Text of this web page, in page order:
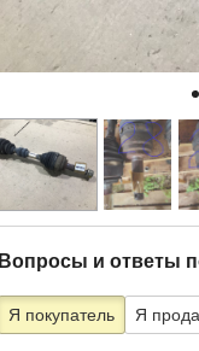
Вопросы и ответы
Я покупатель Я